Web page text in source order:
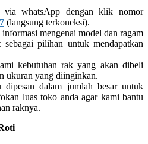
via whatsApp dengan klik nomor
(langsung terkoneksi).
mengenai model dan ragam
pilihan untuk mendapatkan
kebutuhan rak yang akan dibeli
ukuran yang diinginkan.
dalam jumlah besar untuk
luas toko anda agar kami bantu
raknya.